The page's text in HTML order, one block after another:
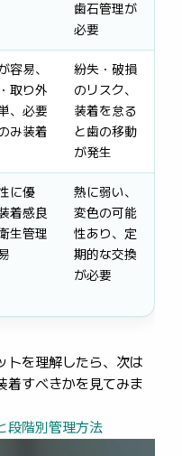
歯石管理が
必要
容易、
取り外
、必要
み装着
紛失・破損
のリスク、
装着を怠る
と歯の移動
が発生
に優
着感良
生管理
熱に弱い、
変色の可能
性あり、定
期的な交換
が必要
トを理解したら、次は
着すべきかを見てみま
段階別管理方法